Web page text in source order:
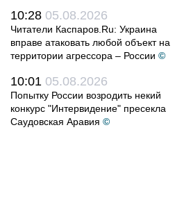
10:28 05.08.2026
Читатели Каспаров.Ru: Украина
вправе атаковать любой объект на
территории агрессора – России ©
10:01 05.08.2026
Попытку России возродить некий
конкурс "Интервидение" пресекла
Саудовская Аравия ©